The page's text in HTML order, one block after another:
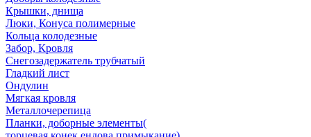
Крышки, днища
Люки, Конуса полимерные
Кольца колодезные
Забор, Кровля
Снегозадержатель трубчатый
Гладкий лист
Ондулин
Мягкая кровля
Металлочерепица
Планки, доборные элементы(